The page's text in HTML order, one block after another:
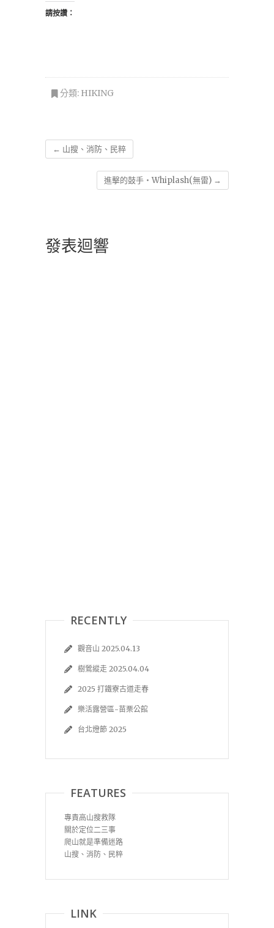
請按讚：
分類: HIKING
← 山搜、消防、民粹
進擊的鼓手‧Whiplash(無雷) →
發表迴響
RECENTLY
觀音山 2025.04.13
樹鶯縱走 2025.04.04
2025 打鐵寮古道走春
樂活露營區-苗栗公館
台北燈節 2025
FEATURES
專責高山搜救隊
關於定位二三事
爬山就是準備迷路
山搜、消防、民粹
LINK